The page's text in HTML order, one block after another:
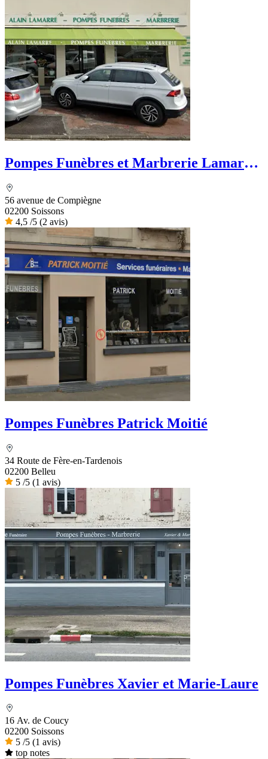
Pompes Funèbres et Marbrerie Lamarre
56 avenue de Compiègne
02200 Soissons
4,5 /5 (2 avis)
Pompes Funèbres Patrick Moitié
34 Route de Fère-en-Tardenois
02200 Belleu
5 /5 (1 avis)
Pompes Funèbres Xavier et Marie-Laure
16 Av. de Coucy
02200 Soissons
5 /5 (1 avis)
top notes